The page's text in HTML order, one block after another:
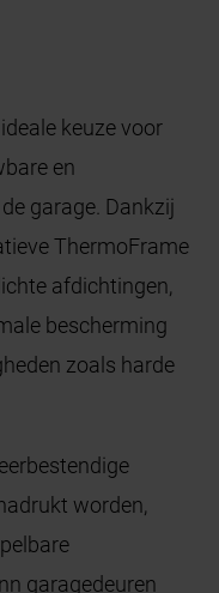
keuze voor
en
garage. Dankzij
ThermoFrame
afdichtingen,
bescherming
zoals harde
worden,
garagedeuren